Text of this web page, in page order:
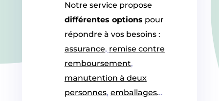
Notre service propose
différentes options pour
répondre à vos besoins :
assurance, remise contre
remboursement,
manutention à deux
personnes, emballages...